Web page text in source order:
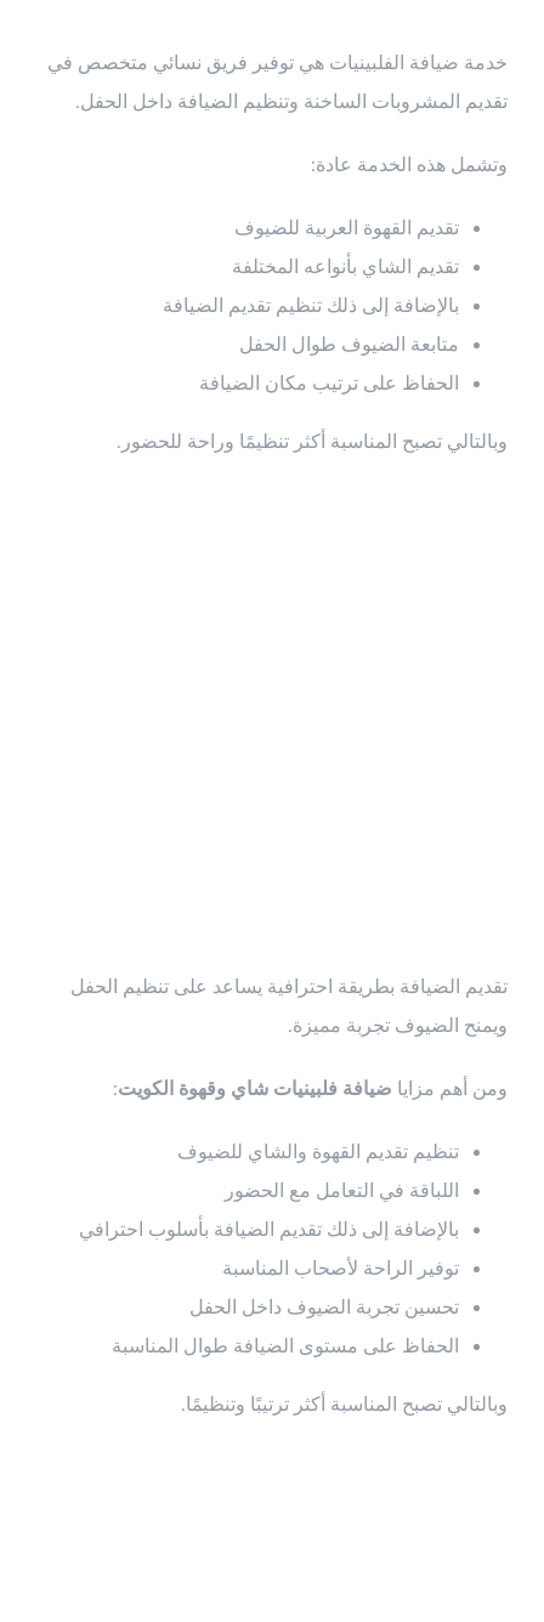
خدمة ضيافة الفلبينيات هي توفير فريق نسائي متخصص في
تقديم المشروبات الساخنة وتنظيم الضيافة داخل الحفل.
وتشمل هذه الخدمة عادة:
تقديم القهوة العربية للضيوف
تقديم الشاي بأنواعه المختلفة
بالإضافة إلى ذلك تنظيم تقديم الضيافة
متابعة الضيوف طوال الحفل
الحفاظ على ترتيب مكان الضيافة
وبالتالي تصبح المناسبة أكثر تنظيمًا وراحة للحضور.
تقديم الضيافة بطريقة احترافية يساعد على تنظيم الحفل
ويمنح الضيوف تجربة مميزة.
ومن أهم مزايا ضيافة فلبينيات شاي وقهوة الكويت:
تنظيم تقديم القهوة والشاي للضيوف
اللباقة في التعامل مع الحضور
بالإضافة إلى ذلك تقديم الضيافة بأسلوب احترافي
توفير الراحة لأصحاب المناسبة
تحسين تجربة الضيوف داخل الحفل
الحفاظ على مستوى الضيافة طوال المناسبة
وبالتالي تصبح المناسبة أكثر ترتيبًا وتنظيمًا.